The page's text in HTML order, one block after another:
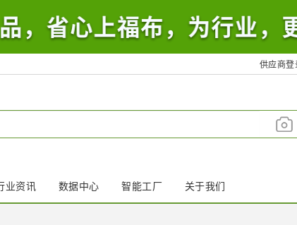
供应商登
业资讯 数据中心 智能工厂 关于我们